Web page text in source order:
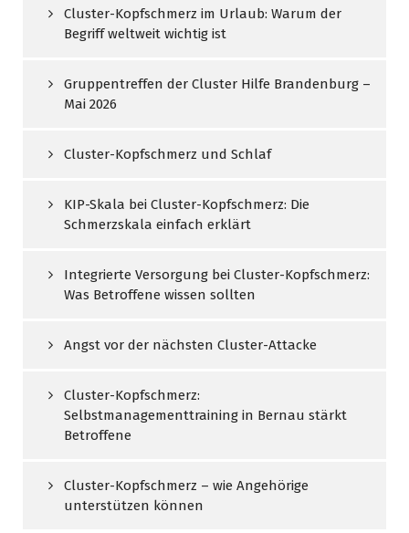
Cluster-Kopfschmerz im Urlaub: Warum der
Begriff weltweit wichtig ist
Gruppentreffen der Cluster Hilfe Brandenburg –
Mai 2026
Cluster-Kopfschmerz und Schlaf
KIP-Skala bei Cluster-Kopfschmerz: Die
Schmerzskala einfach erklärt
Integrierte Versorgung bei Cluster-Kopfschmerz:
Was Betroffene wissen sollten
Angst vor der nächsten Cluster-Attacke
Cluster-Kopfschmerz:
Selbstmanagementtraining in Bernau stärkt
Betroffene
Cluster-Kopfschmerz – wie Angehörige
unterstützen können